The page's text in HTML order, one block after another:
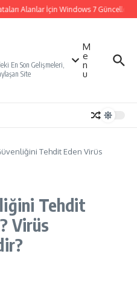
Alanlar İçin Windows 7 Güncelleme
En Son Gelişmeleri,
Site
M
e
n
u
Tehdit Eden Virüs
Tehdit
Virüs